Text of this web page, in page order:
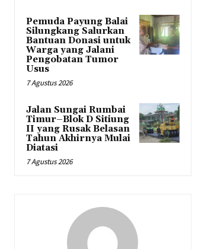
Pemuda Payung Balai
Silungkang Salurkan
Bantuan Donasi untuk
Warga yang Jalani
Pengobatan Tumor
Usus
7 Agustus 2026
Jalan Sungai Rumbai
Timur–Blok D Sitiung
II yang Rusak Belasan
Tahun Akhirnya Mulai
Diatasi
7 Agustus 2026